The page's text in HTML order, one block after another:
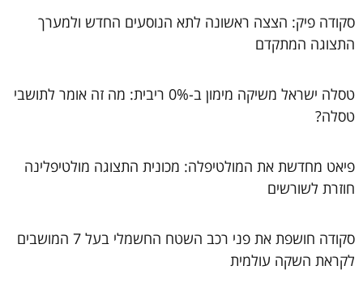
סקודה פיק: הצצה ראשונה לתא הנוסעים החדש ולמערך
התצוגה המתקדם
טסלה ישראל משיקה מימון ב-0% ריבית: מה זה אומר לתושבי
טסלה?
פיאט מחדשת את המולטיפלה: מכונית התצוגה מולטיפלינה
חוזרת לשורשים
סקודה חושפת את פני רכב השטח החשמלי בעל 7 המושבים
לקראת השקה עולמית